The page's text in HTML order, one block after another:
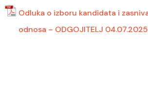
Odluka o izboru kandidata i
odnosa – ODGOJITELJ